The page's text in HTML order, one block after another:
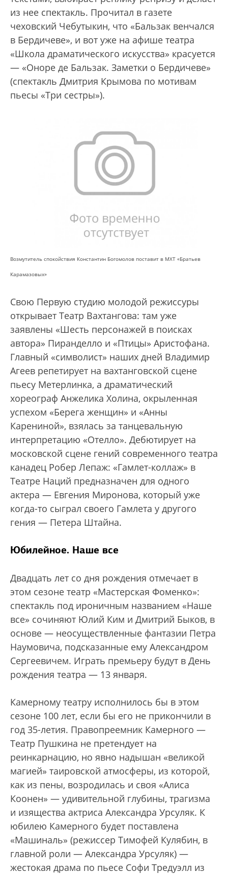
из нее спектакль. Прочитал в газете
чеховский Чебутыкин, что «Бальзак венчался
в Бердичеве», и вот уже на афише театра
«Школа драматического искусства» красуется
— «Оноре де Бальзак. Заметки о Бердичеве»
(спектакль Дмитрия Крымова по мотивам
пьесы «Три сестры»).
Возмутитель спокойствия Константин Богомолов поставит в МХТ «Братьев
Карамазовых»
Свою Первую студию молодой режиссуры
открывает Театр Вахтангова: там уже
заявлены «Шесть персонажей в поисках
автора» Пиранделло и «Птицы» Аристофана.
Главный «символист» наших дней Владимир
Агеев репетирует на вахтанговской сцене
пьесу Метерлинка, а драматический
хореограф Анжелика Холина, окрыленная
успехом «Берега женщин» и «Анны
Карениной», взялась за танцевальную
интерпретацию «Отелло». Дебютирует на
московской сцене гений современного театра
канадец Робер Лепаж: «Гамлет-коллаж» в
Театре Наций предназначен для одного
актера — Евгения Миронова, который уже
когда-то сыграл своего Гамлета у другого
гения — Петера Штайна.
Юбилейное. Наше все
Двадцать лет со дня рождения отмечает в
этом сезоне театр «Мастерская Фоменко»:
спектакль под ироничным названием «Наше
все» сочиняют Юлий Ким и Дмитрий Быков, в
основе — неосуществленные фантазии Петра
Наумовича, подсказанные ему Александром
Сергеевичем. Играть премьеру будут в День
рождения театра — 13 января.
Камерному театру исполнилось бы в этом
сезоне 100 лет, если бы его не прикончили в
год 35-летия. Правопреемник Камерного —
Театр Пушкина не претендует на
реинкарнацию, но явно надышан «великой
магией» таировской атмосферы, из которой,
как из пены, возродилась и своя «Алиса
Коонен» — удивительной глубины, трагизма
и изящества актриса Александра Урсуляк. К
юбилею Камерного будет поставлена
«Машиналь» (режиссер Тимофей Кулябин, в
главной роли — Александра Урсуляк) —
жестокая драма по пьесе Софи Тредуэлл из